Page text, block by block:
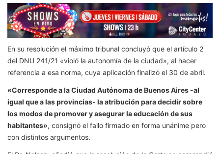
En su resolución el máximo tribunal concluyó que el artículo 2
del DNU 241/21 «violó la autonomía de la ciudad», al hacer
referencia a esa norma, cuya aplicación finalizó el 30 de abril.
«Corresponde a la Ciudad Autónoma de Buenos Aires -al
igual que a las provincias- la atribución para decidir sobre
los modos de promover y asegurar la educación de sus
habitantes», consignó el fallo firmado en forma unánime pero
con distintos argumentos.